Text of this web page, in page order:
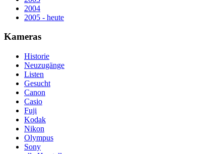
2004
2005 - heute
Kameras
Historie
Neuzugänge
Listen
Gesucht
Canon
Casio
Fuji
Kodak
Nikon
Olympus
Sony